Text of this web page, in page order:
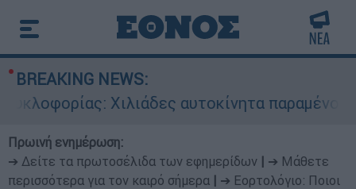
BREAKING NEWS:
Χιλιάδες αυτοκίνητα παραμένουν
Πρωινή ενημέρωση:
➔ Δείτε τα πρωτοσέλιδα των εφημερίδων
➔ Μάθετε
περισσότερα για τον καιρό σήμερα
➔ Εορτολόγιο: Ποιοι